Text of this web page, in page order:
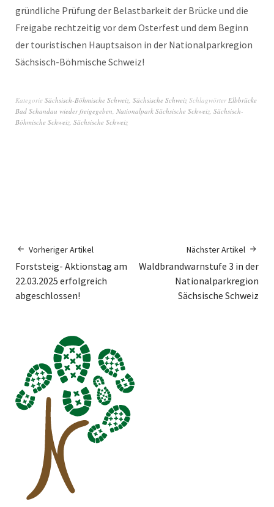
gründliche Prüfung der Belastbarkeit der Brücke und die
Freigabe rechtzeitig vor dem Osterfest und dem Beginn
der touristischen Hauptsaison in der Nationalparkregion
Sächsisch-Böhmische Schweiz!
Kategorie Sächsisch-Böhmische Schweiz, Sächsische Schweiz SchlagwörterElbbrücke
Bad Schandau wieder freigegeben, Nationalpark Sächsische Schweiz, Sächsisch-
Böhmische Schweiz, Sächsische Schweiz
Vorheriger Artikel
Forststeig- Aktionstag am
22.03.2025 erfolgreich
abgeschlossen!
Nächster Artikel
Waldbrandwarnstufe 3 in der
Nationalparkregion
Sächsische Schweiz